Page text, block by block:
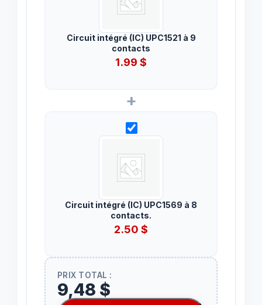
Circuit intégré (IC) UPC1521 à 9
contacts
1.99 $
+
Circuit intégré (IC) UPC1569 à 8
contacts.
2.50 $
PRIX TOTAL :
9,48 $